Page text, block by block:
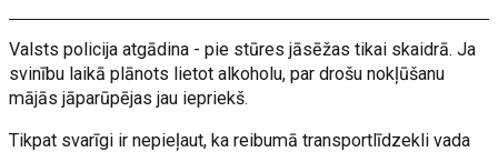
Valsts policija atgādina - pie stūres jāsēžas tikai skaidrā. Ja
svinību laikā plānots lietot alkoholu, par drošu nokļūšanu
mājās jāparūpējas jau iepriekš.
Tikpat svarīgi ir nepieļaut, ka reibumā transportlīdzekli vada